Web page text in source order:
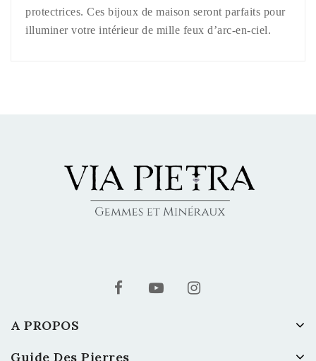
protectrices. Ces bijoux de maison seront parfaits pour
illuminer votre intérieur de mille feux d’arc-en-ciel.
A PROPOS
Guide Des Pierres